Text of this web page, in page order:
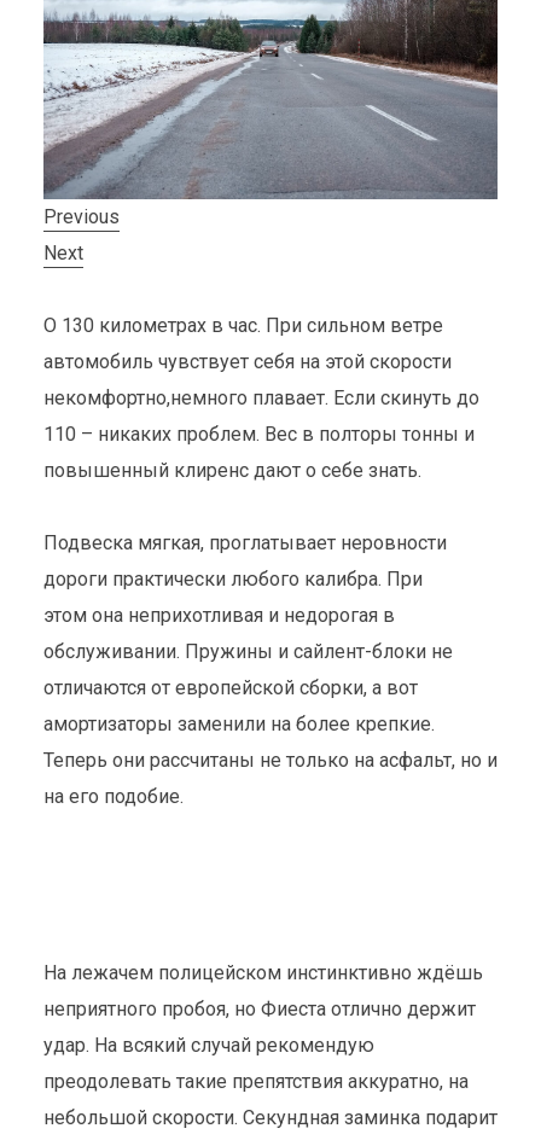
Previous
Next
О 130 километрах в час. При сильном ветре
автомобиль чувствует себя на этой скорости
некомфортно,немного плавает. Если скинуть до
110 – никаких проблем. Вес в полторы тонны и
повышенный клиренс дают о себе знать.
Подвеска мягкая, проглатывает неровности
дороги практически любого калибра. При
этом она неприхотливая и недорогая в
обслуживании. Пружины и сайлент-блоки не
отличаются от европейской сборки, а вот
амортизаторы заменили на более крепкие.
Теперь они рассчитаны не только на асфальт, но и
на его подобие.
На лежачем полицейском инстинктивно ждёшь
неприятного пробоя, но Фиеста отлично держит
удар. На всякий случай рекомендую
преодолевать такие препятствия аккуратно, на
небольшой скорости. Секундная заминка подарит